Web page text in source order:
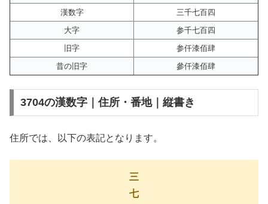
漢数字
三千七百四
大字
参千七百四
旧字
参仟漆佰肆
昔の旧字
參仟漆佰肆
3704の漢数字｜住所・番地｜縦書き
住所では、以下の表記となります。
三
七